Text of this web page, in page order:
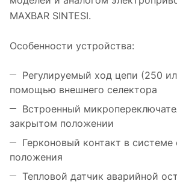
MAXBAR SINTESI.
Особенности устройства:
Регулируемый ход цепи (250
помощью внешнего селектора
Встроенный
закрытом положении
Герконовый контакт в системе
положения
Тепловой датчик аварийной